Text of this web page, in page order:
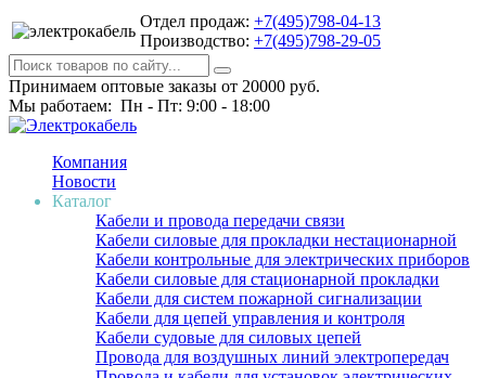
Отдел продаж: +7(495)798-04-13
Производство: +7(495)798-29-05
Принимаем оптовые заказы от 20000 руб.
Мы работаем: Пн - Пт: 9:00 - 18:00
Компания
Новости
Каталог
Кабели и провода передачи связи
Кабели силовые для прокладки нестационарной
Кабели контрольные для электрических приборов
Кабели силовые для стационарной прокладки
Кабели для систем пожарной сигнализации
Кабели для цепей управления и контроля
Кабели судовые для силовых цепей
Провода для воздушных линий электропередач